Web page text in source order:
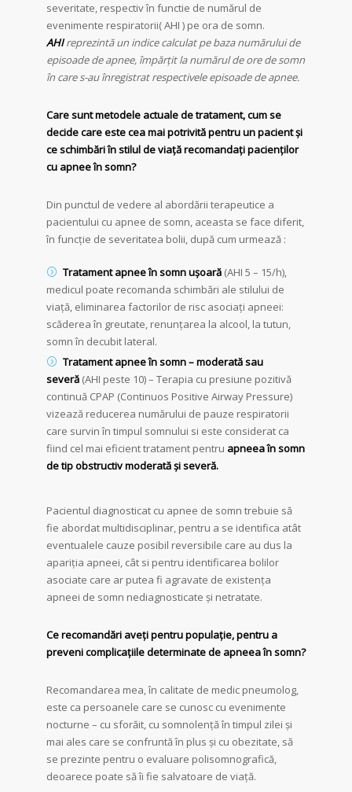
severitate, respectiv în functie de numărul de
evenimente respiratorii( AHI ) pe ora de somn.
AHIreprezintă un indice calculat pe baza numărului de
episoade de apnee, împărțit la numărul de ore de somn
în care s-au înregistrat respectivele episoade de apnee.
Care sunt metodele actuale de tratament, cum se
decide care este cea mai potrivită pentru un pacient și
ce schimbări în stilul de viață recomandați pacienților
cu apnee în somn?
Din punctul de vedere al abordării terapeutice a
pacientului cu apnee de somn, aceasta se face diferit,
în funcție de severitatea bolii, după cum urmează :
Tratament apnee în somn ușoară (AHI 5 – 15/h),
medicul poate recomanda schimbări ale stilului de
viață, eliminarea factorilor de risc asociați apneei:
scăderea în greutate, renunțarea la alcool, la tutun,
somn în decubit lateral.
Tratament apnee în somn – moderată sau
severă (AHI peste 10) – Terapia cu presiune pozitivă
continuă CPAP (Continuos Positive Airway Pressure)
vizează reducerea numărului de pauze respiratorii
care survin în timpul somnului si este considerat ca
fiind cel mai eficient tratament pentru apneea în somn
de tip obstructiv moderată și severă.
Pacientul diagnosticat cu apnee de somn trebuie să
fie abordat multidisciplinar, pentru a se identifica atât
eventualele cauze posibil reversibile care au dus la
apariția apneei, cât si pentru identificarea bolilor
asociate care ar putea fi agravate de existența
apneei de somn nediagnosticate și netratate.
Ce recomandări aveți pentru populație, pentru a
preveni complicațiile determinate de apneea în somn?
Recomandarea mea, în calitate de medic pneumolog,
este ca persoanele care se cunosc cu evenimente
nocturne – cu sforăit, cu somnolență în timpul zilei și
mai ales care se confruntă în plus și cu obezitate, să
se prezinte pentru o evaluare polisomnografică,
deoarece poate să îi fie salvatoare de viață.